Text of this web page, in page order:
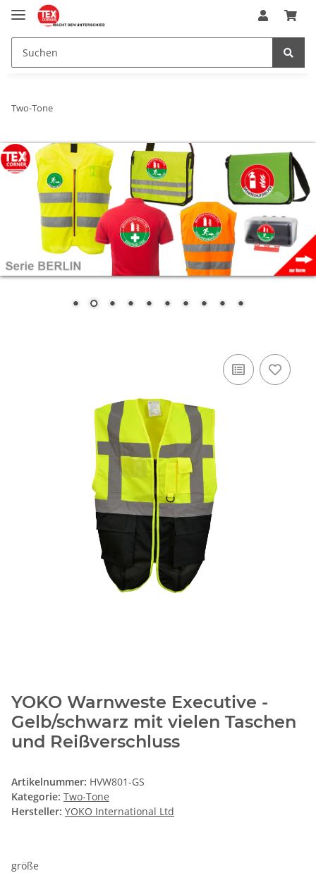
Two-Tone
YOKO Warnweste Executive -
Gelb/schwarz mit vielen Taschen
und Reißverschluss
Artikelnummer: HVW801-GS
Kategorie: Two-Tone
Hersteller: YOKO International Ltd
größe